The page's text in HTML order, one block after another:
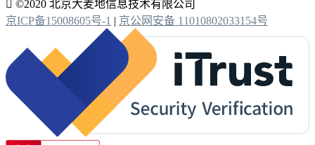
 ©2020 北京大麦地信息技术有限公司
京ICP备15008605号-1 | 京公网安备 11010802033154号